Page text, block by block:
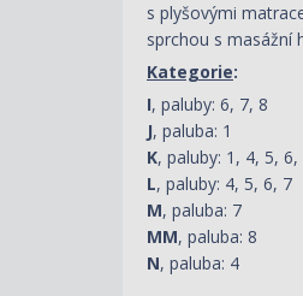
s plyšovými
sprchou s masážní
Kategorie:
I, paluby: 6, 7, 8
J, paluba: 1
K, paluby: 1, 4, 5, 6,
L, paluby: 4, 5, 6, 7
M, paluba: 7
MM, paluba: 8
N, paluba: 4